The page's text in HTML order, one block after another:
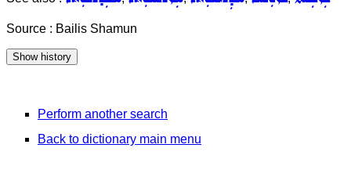
Source : Bailis Shamun
Perform another search
Back to dictionary main menu